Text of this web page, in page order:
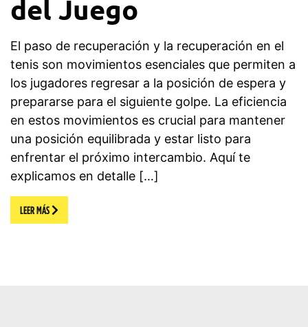
del Juego
El paso de recuperación y la recuperación en el
tenis son movimientos esenciales que permiten a
los jugadores regresar a la posición de espera y
prepararse para el siguiente golpe. La eficiencia
en estos movimientos es crucial para mantener
una posición equilibrada y estar listo para
enfrentar el próximo intercambio. Aquí te
explicamos en detalle […]
LEER MÁS